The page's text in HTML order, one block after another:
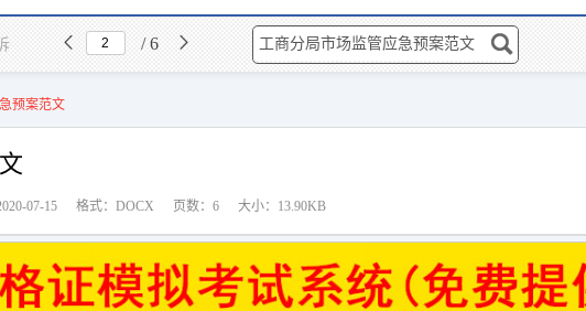
/ 6
预案范文
07-15 格式：DOCX 页数：6 大小：13.90KB